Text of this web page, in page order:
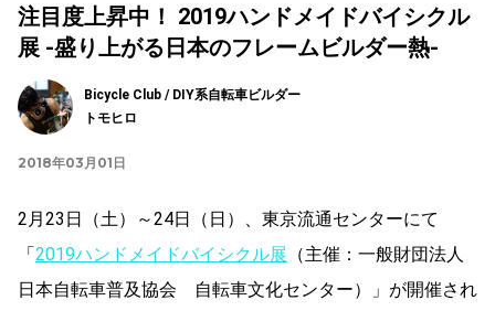
注目度上昇中！ 2019ハンドメイドバイシクル
展 -盛り上がる日本のフレームビルダー熱-
Bicycle Club / DIY系自転車ビルダー
トモヒロ
2018年03月01日
2月23日（土）～24日（日）、東京流通センターにて
「2019ハンドメイドバイシクル展 （主催：一般財団法人
日本自転車普及協会 自転車文化センター）」が開催され